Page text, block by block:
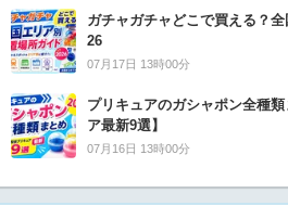
ガチャガチャどこで買える？
26
07月17日 13時00分
プリキュアのガシャポン全種
ア最新9選】
07月16日 13時00分